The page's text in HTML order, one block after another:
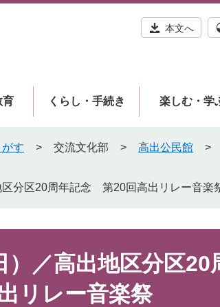
本文へ
育 くらし・手続き 楽しむ・学
す > 交流文化部 > 高出公民館 >
分区20周年記念 第20回高出リレー音楽
）／高出地区分区20
リレー音楽祭